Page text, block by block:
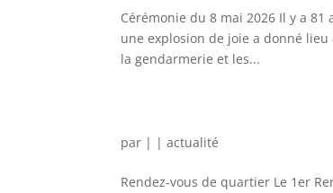
Cérémonie du 8 mai 2026 Il y a
une explosion de joie a donné
la gendarmerie et les...
par | |actualité
Rendez-vous de quartier Le 1er